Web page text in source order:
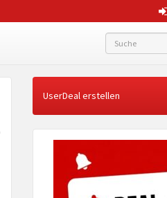
UserDeal erstellen